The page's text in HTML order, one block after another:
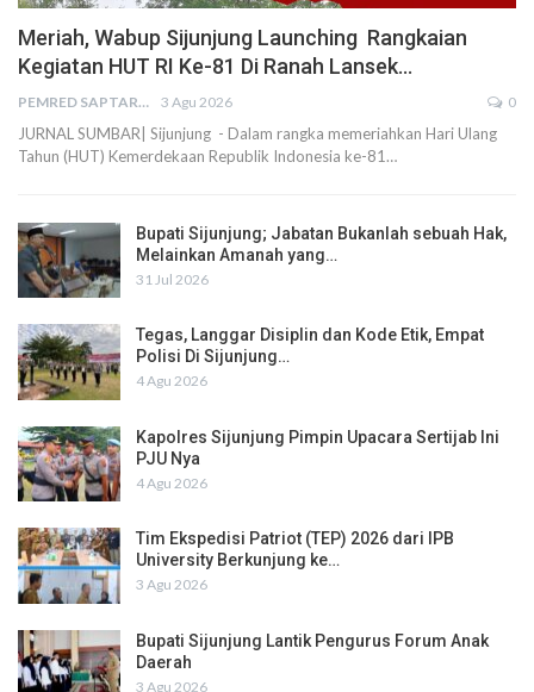
Meriah, Wabup Sijunjung Launching Rangkaian
Kegiatan HUT RI Ke-81 Di Ranah Lansek…
PEMRED SAPTARIUS 3 Agu 2026 0
JURNAL SUMBAR| Sijunjung - Dalam rangka memeriahkan Hari Ulang
Tahun (HUT) Kemerdekaan Republik Indonesia ke-81…
Bupati Sijunjung; Jabatan Bukanlah sebuah Hak,
Melainkan Amanah yang…
31 Jul 2026
Tegas, Langgar Disiplin dan Kode Etik, Empat
Polisi Di Sijunjung…
4 Agu 2026
Kapolres Sijunjung Pimpin Upacara Sertijab Ini
PJU Nya
4 Agu 2026
Tim Ekspedisi Patriot (TEP) 2026 dari IPB
University Berkunjung ke…
3 Agu 2026
Bupati Sijunjung Lantik Pengurus Forum Anak
Daerah
3 Agu 2026